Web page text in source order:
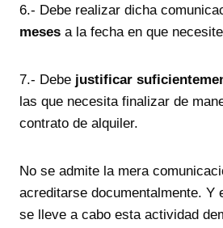
6.- Debe realizar dicha
meses a la fecha en que
7.- Debe justificar
las que necesita finalizar de
contrato de alquiler.
No se admite la mera
acreditarse documentalmente. Y
se lleve a cabo esta actividad